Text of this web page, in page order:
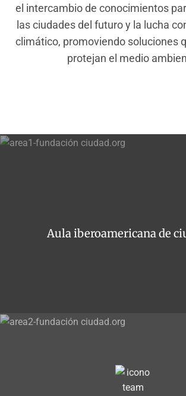
el intercambio de conocimientos
las ciudades del futuro y la lucha
climático, promoviendo soluciones
protejan el medio
Aula iberoamericana de